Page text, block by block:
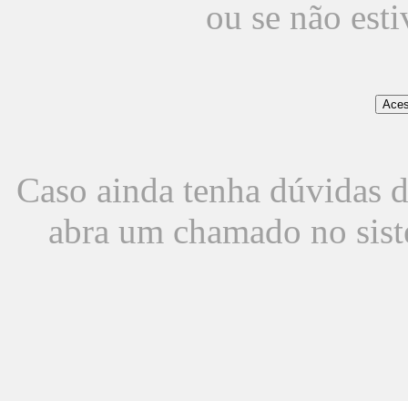
ou se não
Caso ainda tenha dúvidas
abra um chamado no